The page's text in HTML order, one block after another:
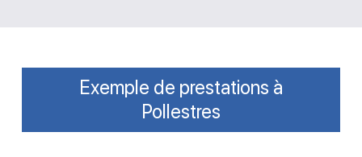
Exemple de prestations à
Pollestres